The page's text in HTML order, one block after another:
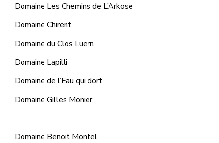
Domaine Les Chemins de L’Arkose
Domaine Chirent
Domaine du Clos Luern
Domaine Lapilli
Domaine de l’Eau qui dort
Domaine Gilles Monier
Domaine Benoit Montel